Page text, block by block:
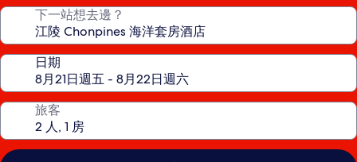
下一站想去邊？
日期
旅客